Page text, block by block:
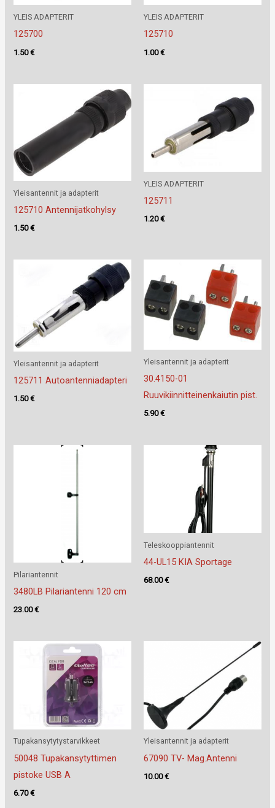
YLEIS ADAPTERIT
125700
1.50€
YLEIS ADAPTERIT
125710
1.00€
Yleisantennit ja adapterit
125710 Antennijatkohylsy
1.50€
YLEIS ADAPTERIT
125711
1.20€
Yleisantennit ja adapterit
125711 Autoantenniadapteri
1.50€
Yleisantennit ja adapterit
30.4150-01
Ruuvikiinnitteinenkaiutin pist.
5.90€
Pilariantennit
3480LB Pilariantenni 120 cm
23.00€
Teleskooppiantennit
44-UL15 KIA Sportage
68.00€
Tupakansytytystarvikkeet
50048 Tupakansytyttimen
pistoke USB A
6.70€
Yleisantennit ja adapterit
67090 TV- Mag.Antenni
10.00€